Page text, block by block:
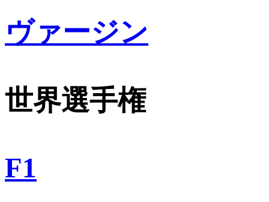
ヴァージン
世界選手権
F1